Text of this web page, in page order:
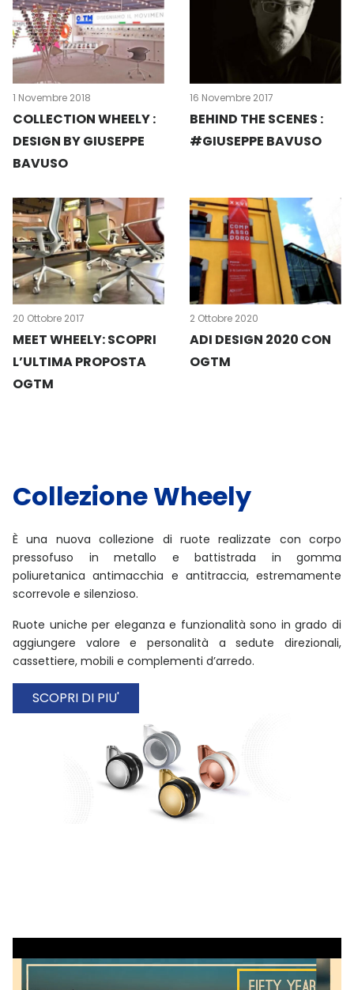
1 Novembre 2018
COLLECTION WHEELY :
DESIGN BY GIUSEPPE
BAVUSO
16 Novembre 2017
BEHIND THE SCENES :
#GIUSEPPE BAVUSO
20 Ottobre 2017
MEET WHEELY: SCOPRI
L’ULTIMA PROPOSTA
OGTM
2 Ottobre 2020
ADI DESIGN 2020 CON
OGTM
Collezione Wheely
È una nuova collezione di ruote realizzate con corpo
pressofuso in metallo e battistrada in gomma
poliuretanica antimacchia e antitraccia, estremamente
scorrevole e silenzioso.
Ruote uniche per eleganza e funzionalità sono in grado di
aggiungere valore e personalità a sedute direzionali,
cassettiere, mobili e complementi d’arredo.
SCOPRI DI PIU'